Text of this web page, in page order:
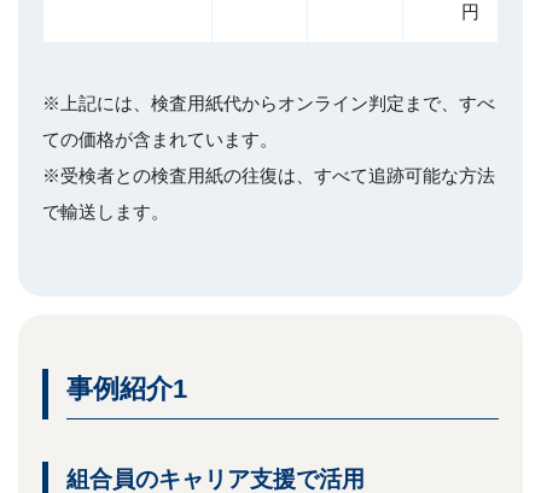
円
※上記には、検査用紙代からオンライン判定まで、すべ
ての価格が含まれています。
※受検者との検査用紙の往復は、すべて追跡可能な方法
で輸送します。
事例紹介1
組合員のキャリア支援で活用